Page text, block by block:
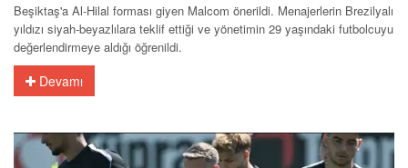
Beşiktaş'a Al-Hilal forması giyen Malcom önerildi. Menajerlerin Brezilyalı
yıldızı siyah-beyazlılara teklif ettiği ve yönetimin 29 yaşındaki futbolcuyu
değerlendirmeye aldığı öğrenildi.
Devamı